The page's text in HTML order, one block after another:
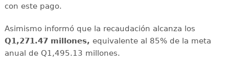
con este pago.
Asimismo informó que la recaudación alcanza los
Q1,271.47 millones, equivalente al 85% de la meta
anual de Q1,495.13 millones.